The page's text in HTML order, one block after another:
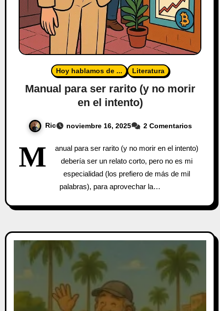
Hoy hablamos de ... Literatura
Manual para ser rarito (y no morir
en el intento)
Ric noviembre 16, 2025 2 Comentarios
M
anual para ser rarito (y no morir en el intento)
debería ser un relato corto, pero no es mi
especialidad (los prefiero de más de mil
palabras), para aprovechar la…